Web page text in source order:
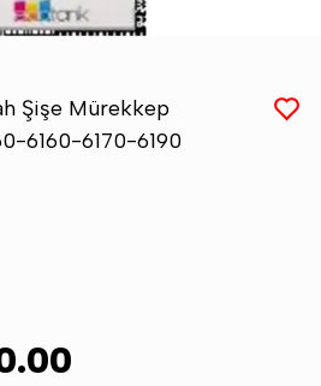
Şişe Mürekkep
6160-6170-6190